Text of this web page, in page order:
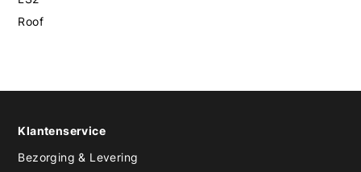
Roof
Klantenservice
Bezorging & Levering